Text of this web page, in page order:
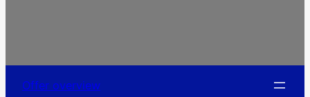
Offer overview